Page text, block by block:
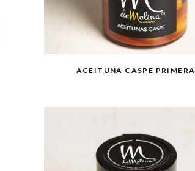
ACEITUNA CASPE PRIMERA